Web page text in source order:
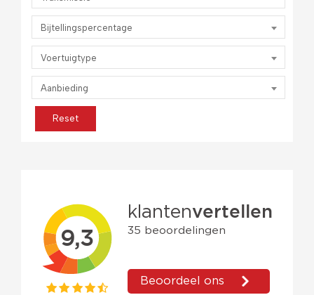
Bijtellingspercentage
Voertuigtype
Aanbieding
Reset